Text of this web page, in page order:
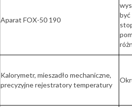
Aparat FOX-50 190
być
Kalorymetr, mieszadło mechaniczne,
precyzyjne rejestratory temperatury